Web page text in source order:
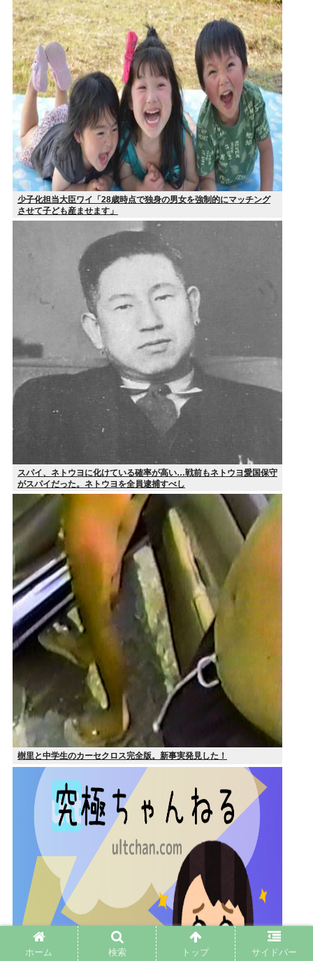
少子化担当大臣ワイ「28歳時点で独身の男女を強制的にマッチング
させて子ども産ませます」
スパイ、ネトウヨに化けている確率が高い…戦前もネトウヨ愛国保守
がスパイだった。ネトウヨを全員逮捕すべし
樹里と中学生のカーセクロス完全版。新事実発見した！
ホーム 検索 トップ サイドバー